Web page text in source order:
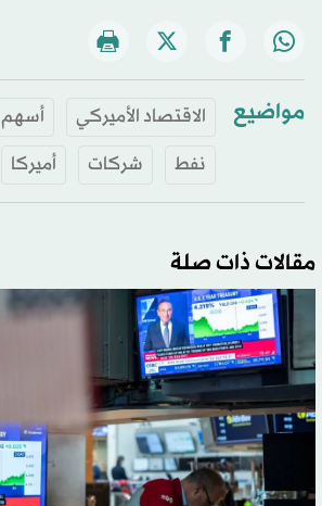
مواضيع الاقتصاد الأميركي أسهم
نفط
شركات أميركا
مقالات ذات صلة